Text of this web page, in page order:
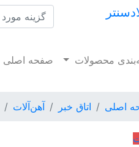
محصولات صفحه اصلی
اصلی اتاق خبر آهن‌آلات